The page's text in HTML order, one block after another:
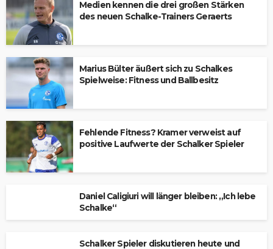
Medien kennen die drei großen Stärken
des neuen Schalke-Trainers Geraerts
Marius Bülter äußert sich zu Schalkes
Spielweise: Fitness und Ballbesitz
Fehlende Fitness? Kramer verweist auf
positive Laufwerte der Schalker Spieler
Daniel Caligiuri will länger bleiben: „Ich lebe
Schalke“
Schalker Spieler diskutieren heute und